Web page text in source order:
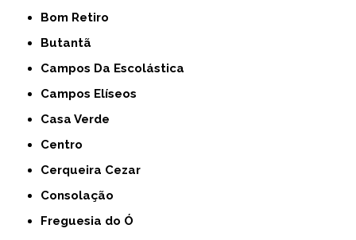
Bom Retiro
Butantã
Campos Da Escolástica
Campos Elíseos
Casa Verde
Centro
Cerqueira Cezar
Consolação
Freguesia do Ó